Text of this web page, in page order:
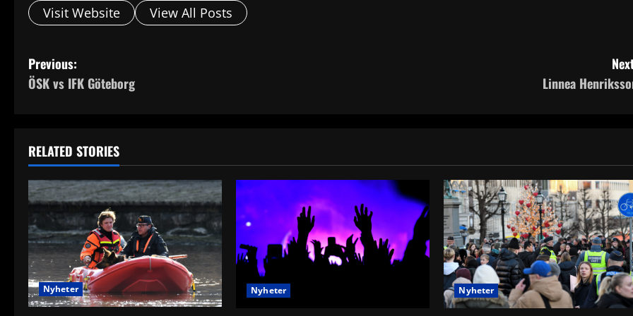
Visit Website View All Posts
P
o
t
n
a
v
i
g
Previous:
ÖSK vs IFK Göteborg
Linnea
RELATED STORIES
Nyheter Nyheter Nyheter